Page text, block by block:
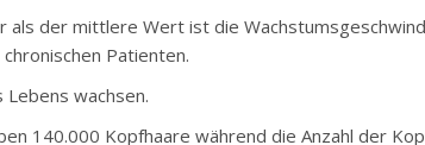
der mittlere Wert ist die
Patienten.
wachsen.
140.000 Kopfhaare während die Anzahl der